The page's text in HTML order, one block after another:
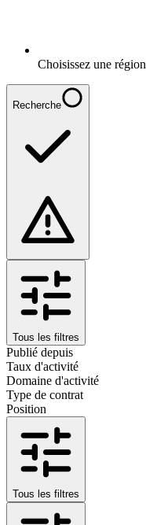
Choisissez une région
Recherche
Tous les filtres
Publié depuis
Taux d'activité
Domaine d'activité
Type de contrat
Position
Tous les filtres